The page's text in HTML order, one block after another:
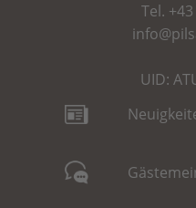
Tel.
UID: